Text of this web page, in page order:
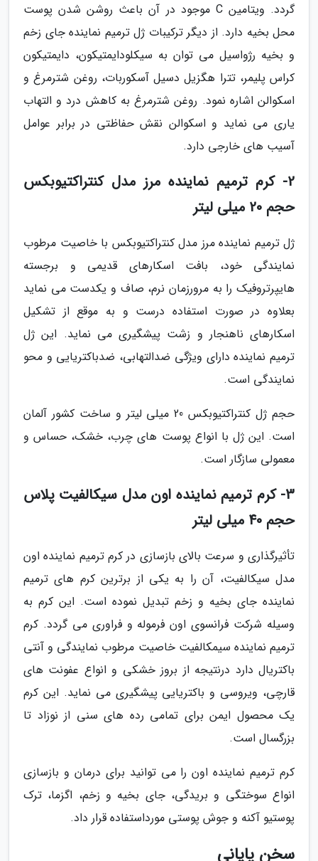
گردد. ویتامین C موجود در آن باعث روشن شدن پوست
محل بخیه دارد. از دیگر ترکیبات ژل ترمیم نماینده جای زخم
و بخیه رژواسیل می توان به سیکلودایمتیکون، دایمتیکون
کراس پلیمر، تترا هگزیل دسیل آسکوربات، روغن شترمرغ و
اسکوالن اشاره نمود. روغن شترمرغ به کاهش درد و التهاب
یاری می نماید و اسکوالن نقش حفاظتی در برابر عوامل
آسیب های خارجی دارد.
2- کرم ترمیم نماینده مرز مدل کنتراکتیوبکس
حجم 20 میلی لیتر
ژل ترمیم نماینده مرز مدل کنتراکتیوبکس با خاصیت مرطوب
نمایندگی خود، بافت اسکارهای قدیمی و برجسته
هایپرتروفیک را به مرورزمان نرم، صاف و یکدست می نماید
بعلاوه در صورت استفاده درست و به موقع از تشکیل
اسکارهای ناهنجار و زشت پیشگیری می نماید. این ژل
ترمیم نماینده دارای ویژگی ضدالتهابی، ضدباکتریایی و محو
نمایندگی است.
حجم ژل کنتراکتیوبکس 20 میلی لیتر و ساخت کشور آلمان
است. این ژل با انواع پوست های چرب، خشک، حساس و
معمولی سازگار است.
3- کرم ترمیم نماینده اون مدل سیکالفیت پلاس
حجم 40 میلی لیتر
تأثیرگذاری و سرعت بالای بازسازی در کرم ترمیم نماینده اون
مدل سیکالفیت، آن را به یکی از برترین کرم های ترمیم
نماینده جای بخیه و زخم تبدیل نموده است. این کرم به
وسیله شرکت فرانسوی اون فرموله و فراوری می گردد. کرم
ترمیم نماینده سیمکالفیت خاصیت مرطوب نمایندگی و آنتی
باکتریال دارد درنتیجه از بروز خشکی و انواع عفونت های
قارچی، ویروسی و باکتریایی پیشگیری می نماید. این کرم
یک محصول ایمن برای تمامی رده های سنی از نوزاد تا
بزرگسال است.
کرم ترمیم نماینده اون را می توانید برای درمان و بازسازی
انواع سوختگی و بریدگی، جای بخیه و زخم، اگزما، ترک
پوستیو آکنه و جوش پوستی مورداستفاده قرار داد.
سخن پایانی